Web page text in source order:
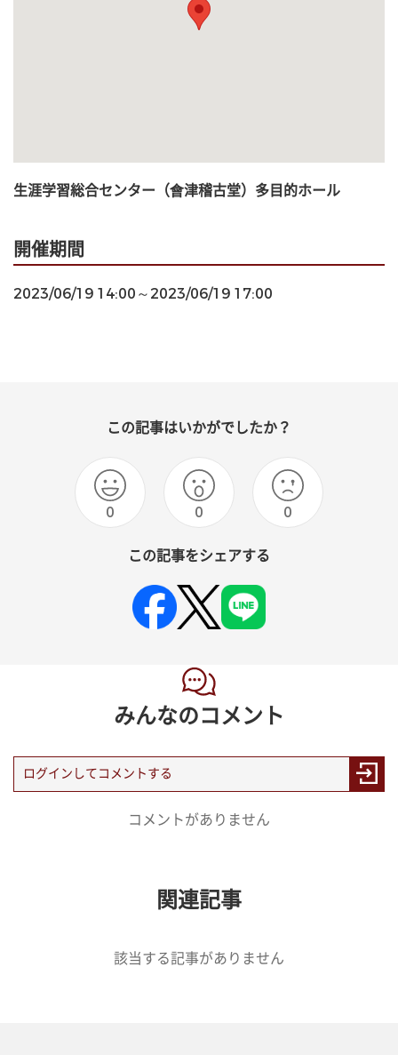
生涯学習総合センター（會津稽古堂）多目的ホール
開催期間
2023/06/19 14:00～2023/06/19 17:00
この記事はいかがでしたか？
0 0 0
この記事をシェアする
みんなのコメント
コメントがありません
関連記事
該当する記事がありません